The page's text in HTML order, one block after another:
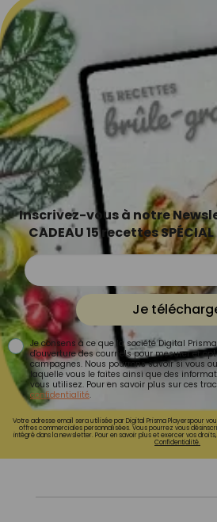
Inscrivez-vous à notre
CADEAU 15 recettes SPÉCIAL
Je
Je consens à ce que la société Digital
d'ouverture des courriels pour mesurer et
campagnes. Nous pourrons savoir si vous
laquelle vous le faites ainsi que des
vous utilisez. Pour en savoir plus sur ces
confidentialité.
Votre adresse email sera utilisée par Digital Prisma Playerspour
offres commerciales personnalisées. Vous pourrez vous
intégré dans la newsletter. Pour en savoir plus et exercer vos
Confidentialité.